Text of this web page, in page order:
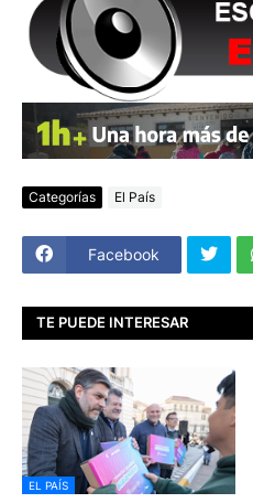
Categorías El País
Facebook
TE PUEDE INTERESAR
EL PAÍS